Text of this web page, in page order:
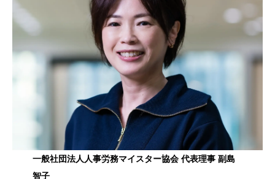
一般社団法人人事労務マイスター協会 代表理事 副島
智子